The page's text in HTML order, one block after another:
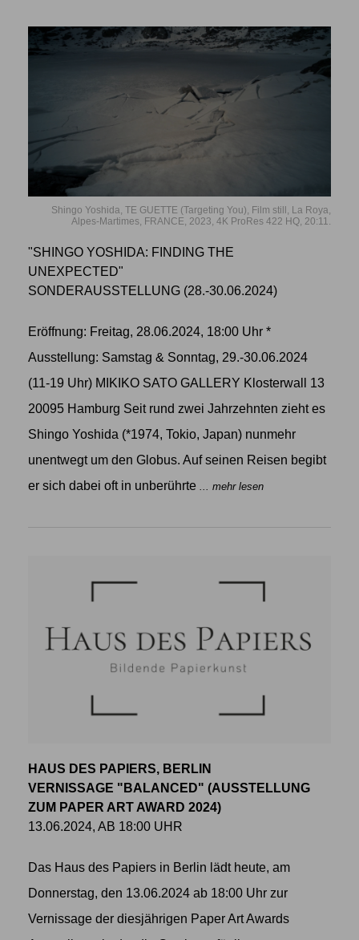
Shingo Yoshida, TE GUETTE (Targeting You), Film still, La Roya,
Alpes-Martimes, FRANCE, 2023, 4K ProRes 422 HQ, 20:11.
"SHINGO YOSHIDA: FINDING THE
UNEXPECTED"
SONDERAUSSTELLUNG (28.-30.06.2024)
Eröffnung: Freitag, 28.06.2024, 18:00 Uhr *
Ausstellung: Samstag & Sonntag, 29.-30.06.2024
(11-19 Uhr) MIKIKO SATO GALLERY Klosterwall 13
20095 Hamburg Seit rund zwei Jahrzehnten zieht es
Shingo Yoshida (*1974, Tokio, Japan) nunmehr
unentwegt um den Globus. Auf seinen Reisen begibt
er sich dabei oft in unberührte ... mehr lesen
HAUS DES PAPIERS, BERLIN
VERNISSAGE "BALANCED" (AUSSTELLUNG
ZUM PAPER ART AWARD 2024)
13.06.2024, AB 18:00 UHR
Das Haus des Papiers in Berlin lädt heute, am
Donnerstag, den 13.06.2024 ab 18:00 Uhr zur
Vernissage der diesjährigen Paper Art Awards